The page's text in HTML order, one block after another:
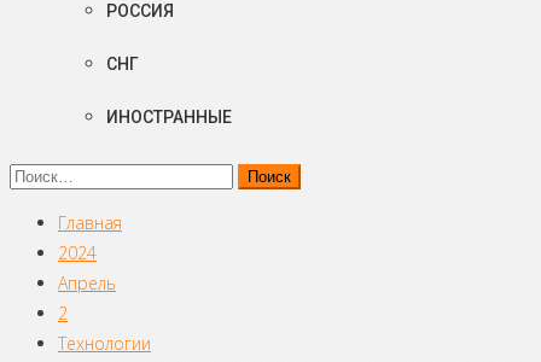
РОССИЯ
СНГ
ИНОСТРАННЫЕ
Найти:
Главная
2024
Апрель
2
Технологии